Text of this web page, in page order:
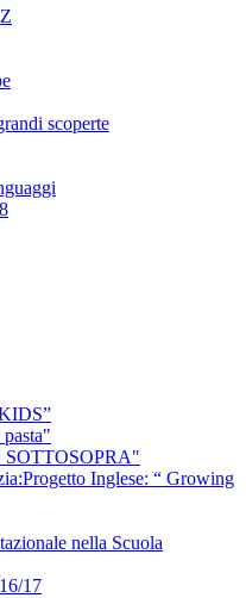
scoperte
SOTTOSOPRA"
Inglese: “ Growing
nella Scuola
17